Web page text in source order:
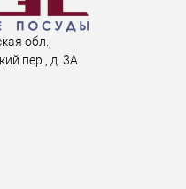
обл.,
пер., д. 3А